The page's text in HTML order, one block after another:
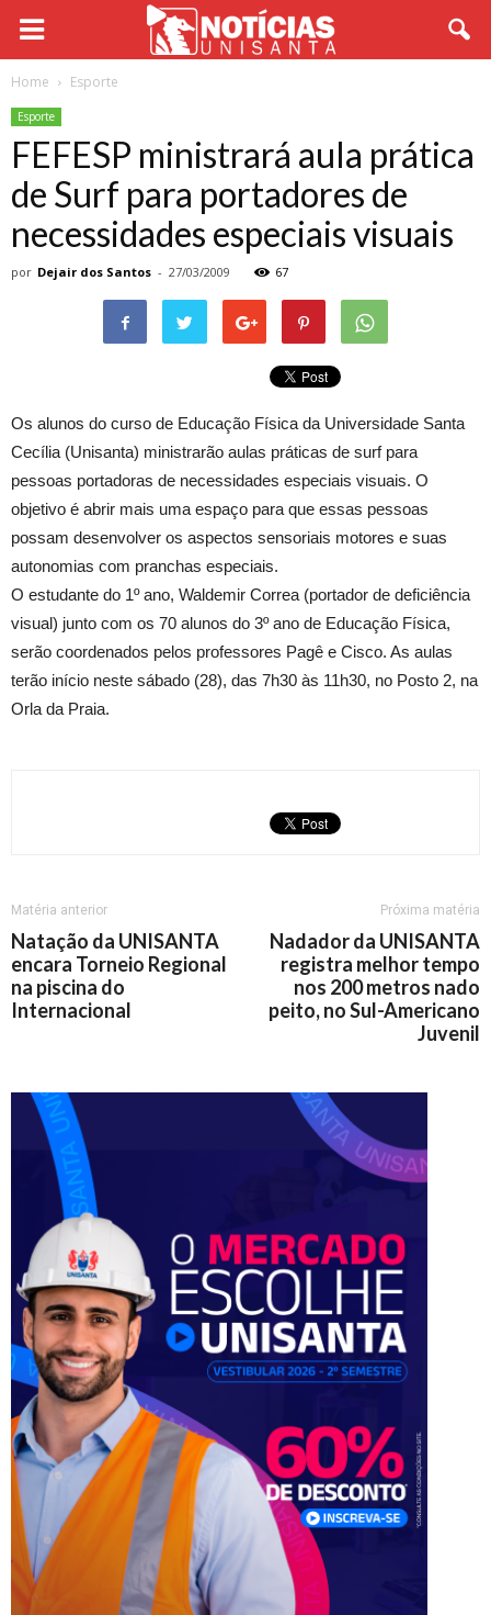
Home Esporte
Esporte
FEFESP ministrará aula prática
de Surf para portadores de
necessidades especiais visuais
por Dejair dos Santos - 27/03/2009 67
Os alunos do curso de Educação Física da Universidade Santa
Cecília (Unisanta) ministrarão aulas práticas de surf para
pessoas portadoras de necessidades especiais visuais. O
objetivo é abrir mais uma espaço para que essas pessoas
possam desenvolver os aspectos sensoriais motores e suas
autonomias com pranchas especiais.
O estudante do 1º ano, Waldemir Correa (portador de deficiência
visual) junto com os 70 alunos do 3º ano de Educação Física,
serão coordenados pelos professores Pagê e Cisco. As aulas
terão início neste sábado (28), das 7h30 às 11h30, no Posto 2, na
Orla da Praia.
Matéria anterior
Natação da UNISANTA
encara Torneio Regional
na piscina do
Internacional
Próxima matéria
Nadador da UNISANTA
registra melhor tempo
nos 200 metros nado
peito, no Sul-Americano
Juvenil